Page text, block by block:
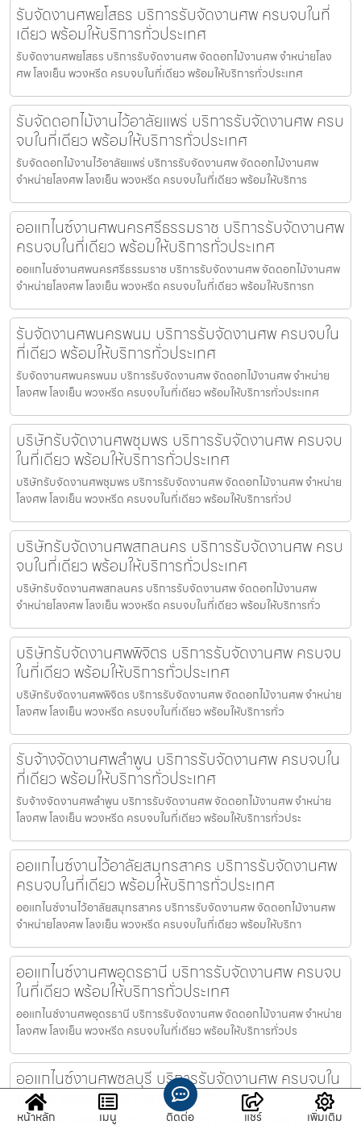
รับจัดงานศพยโสธร บริการรับจัดงานศพ ครบจบในที่
เดียว พร้อมให้บริการทั่วประเทศ
รับจัดงานศพยโสธร บริการรับจัดงานศพ จัดดอกไม้งานศพ จำหน่ายโลง
ศพ โลงเย็น พวงหรีด ครบจบในที่เดียว พร้อมให้บริการทั่วประเทศ
รับจัดดอกไม้งานไว้อาลัยแพร่ บริการรับจัดงานศพ ครบ
จบในที่เดียว พร้อมให้บริการทั่วประเทศ
รับจัดดอกไม้งานไว้อาลัยแพร่ บริการรับจัดงานศพ จัดดอกไม้งานศพ
จำหน่ายโลงศพ โลงเย็น พวงหรีด ครบจบในที่เดียว พร้อมให้บริการ
ออแกไนซ์งานศพนครศรีธรรมราช บริการรับจัดงานศพ
ครบจบในที่เดียว พร้อมให้บริการทั่วประเทศ
ออแกไนซ์งานศพนครศรีธรรมราช บริการรับจัดงานศพ จัดดอกไม้งานศพ
จำหน่ายโลงศพ โลงเย็น พวงหรีด ครบจบในที่เดียว พร้อมให้บริการท
รับจัดงานศพนครพนม บริการรับจัดงานศพ ครบจบใน
ที่เดียว พร้อมให้บริการทั่วประเทศ
รับจัดงานศพนครพนม บริการรับจัดงานศพ จัดดอกไม้งานศพ จำหน่าย
โลงศพ โลงเย็น พวงหรีด ครบจบในที่เดียว พร้อมให้บริการทั่วประเทศ
บริษัทรับจัดงานศพชุมพร บริการรับจัดงานศพ ครบจบ
ในที่เดียว พร้อมให้บริการทั่วประเทศ
บริษัทรับจัดงานศพชุมพร บริการรับจัดงานศพ จัดดอกไม้งานศพ จำหน่าย
โลงศพ โลงเย็น พวงหรีด ครบจบในที่เดียว พร้อมให้บริการทั่วป
บริษัทรับจัดงานศพสกลนคร บริการรับจัดงานศพ ครบ
จบในที่เดียว พร้อมให้บริการทั่วประเทศ
บริษัทรับจัดงานศพสกลนคร บริการรับจัดงานศพ จัดดอกไม้งานศพ
จำหน่ายโลงศพ โลงเย็น พวงหรีด ครบจบในที่เดียว พร้อมให้บริการทั่ว
บริษัทรับจัดงานศพพิจิตร บริการรับจัดงานศพ ครบจบ
ในที่เดียว พร้อมให้บริการทั่วประเทศ
บริษัทรับจัดงานศพพิจิตร บริการรับจัดงานศพ จัดดอกไม้งานศพ จำหน่าย
โลงศพ โลงเย็น พวงหรีด ครบจบในที่เดียว พร้อมให้บริการทั่ว
รับจ้างจัดงานศพลำพูน บริการรับจัดงานศพ ครบจบใน
ที่เดียว พร้อมให้บริการทั่วประเทศ
รับจ้างจัดงานศพลำพูน บริการรับจัดงานศพ จัดดอกไม้งานศพ จำหน่าย
โลงศพ โลงเย็น พวงหรีด ครบจบในที่เดียว พร้อมให้บริการทั่วประ
ออแกไนซ์งานไว้อาลัยสมุทรสาคร บริการรับจัดงานศพ
ครบจบในที่เดียว พร้อมให้บริการทั่วประเทศ
ออแกไนซ์งานไว้อาลัยสมุทรสาคร บริการรับจัดงานศพ จัดดอกไม้งานศพ
จำหน่ายโลงศพ โลงเย็น พวงหรีด ครบจบในที่เดียว พร้อมให้บริกา
ออแกไนซ์งานศพอุดรธานี บริการรับจัดงานศพ ครบจบ
ในที่เดียว พร้อมให้บริการทั่วประเทศ
ออแกไนซ์งานศพอุดรธานี บริการรับจัดงานศพ จัดดอกไม้งานศพ จำหน่าย
โลงศพ โลงเย็น พวงหรีด ครบจบในที่เดียว พร้อมให้บริการทั่วปร
ออแกไนซ์งานศพชลบุรี บริการรับจัดงานศพ ครบจบใน
ที่เดียว พร้อมให้บริการทั่วประเทศ
ออแกไนซ์งานศพชลบุรี บริการรับจัดงานศพ จัดดอกไม้งานศพ จำหน่าย
หน้าหลัก เมนู ติดต่อ แชร์ เพิ่มเติม